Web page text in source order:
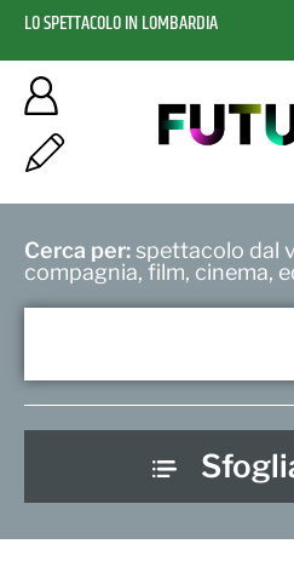
LO SPETTACOLO IN LOMBARDIA
Cerca per:spettacolo dal
compagnia, film, cinema,